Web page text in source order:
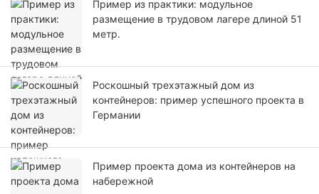
Пример из практики: модульное
размещение в трудовом лагере длиной 51
метр.
Роскошный трехэтажный дом из
контейнеров: пример успешного проекта в
Германии
Пример проекта дома из контейнеров на
набережной